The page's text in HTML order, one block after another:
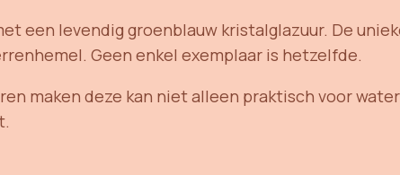
een levendig groenblauw kristalglazuur. De
Geen enkel exemplaar is hetzelfde.
maken deze kan niet alleen praktisch voor